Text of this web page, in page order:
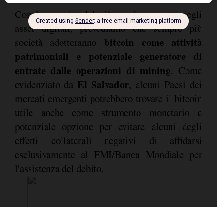
Con la crescita del più ampio mercato degli
asset digitali, prevediamo che sempre più
società adotterannobitcoin come attività
patrimoniali e potenziale generatore di
entrate dalle operazioni di mining. Come
evidenziato da El Salvador, alcuni Paesi dei
mercati emergenti potrebbero trovare il bitcoin
utile anche come strumento monetario e
potenziale opzione per evitare alcuni degli
effetti collaterali negativi di affidarsi
esclusivamente al FMI/Banca Mondiale per
l'assistenza del debito.